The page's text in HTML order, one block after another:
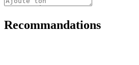
Recommandations